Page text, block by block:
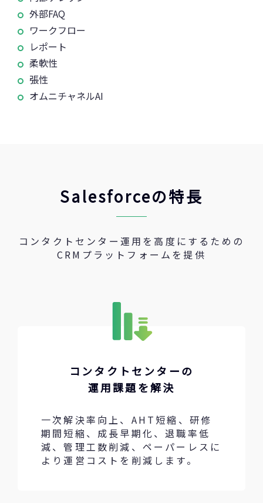
外部FAQ
ワークフロー
レポート
柔軟性
張性
オムニチャネルAI
Salesforceの特長
コンタクトセンター運用を高度にするための
CRMプラットフォームを提供
コンタクトセンターの
運用課題を解決
一次解決率向上、AHT短縮、研修
期間短縮、成長早期化、退職率低
減、管理工数削減、ペーパーレスに
より運営コストを削減します。